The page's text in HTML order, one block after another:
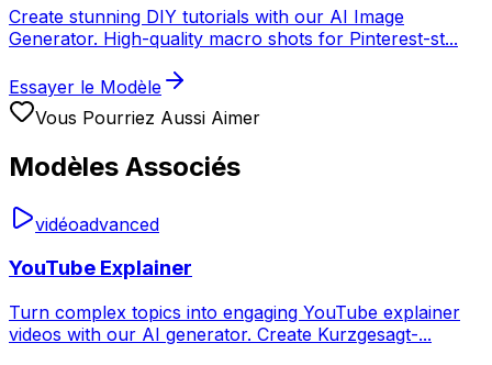
Create stunning DIY tutorials with our AI Image
Generator. High-quality macro shots for Pinterest-st...
Essayer le Modèle
Vous Pourriez Aussi Aimer
Modèles Associés
vidéoadvanced
YouTube Explainer
Turn complex topics into engaging YouTube explainer
videos with our AI generator. Create Kurzgesagt-...